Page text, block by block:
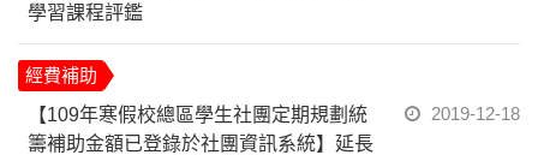
學習課程評鑑
經費補助
【109年寒假校總區學生社團定期規劃統
籌補助金額已登錄於社團資訊系統】延長
2019-12-18